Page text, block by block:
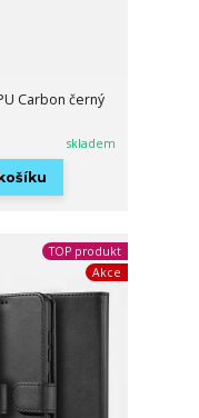
Carbon černý
skladem
TOP produkt
Akce